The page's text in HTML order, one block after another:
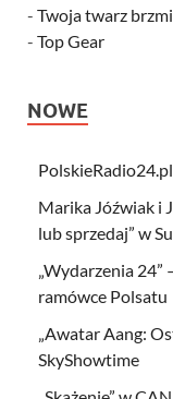
- Twoja twarz
- Top Gear
NOWE
Marika Jóźwiak i
lub sprzedaj” w
„Wydarzenia
ramówce Polsatu
„Awatar Aang:
SkyShowtime